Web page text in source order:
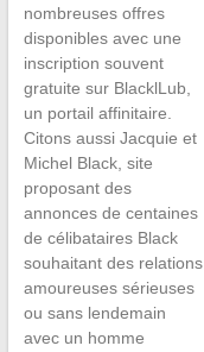
nombreuses offres
disponibles avec une
inscription souvent
gratuite sur BlacklLub,
un portail affinitaire.
Citons aussi Jacquie et
Michel Black, site
proposant des
annonces de centaines
de célibataires Black
souhaitant des relations
amoureuses sérieuses
ou sans lendemain
avec un homme